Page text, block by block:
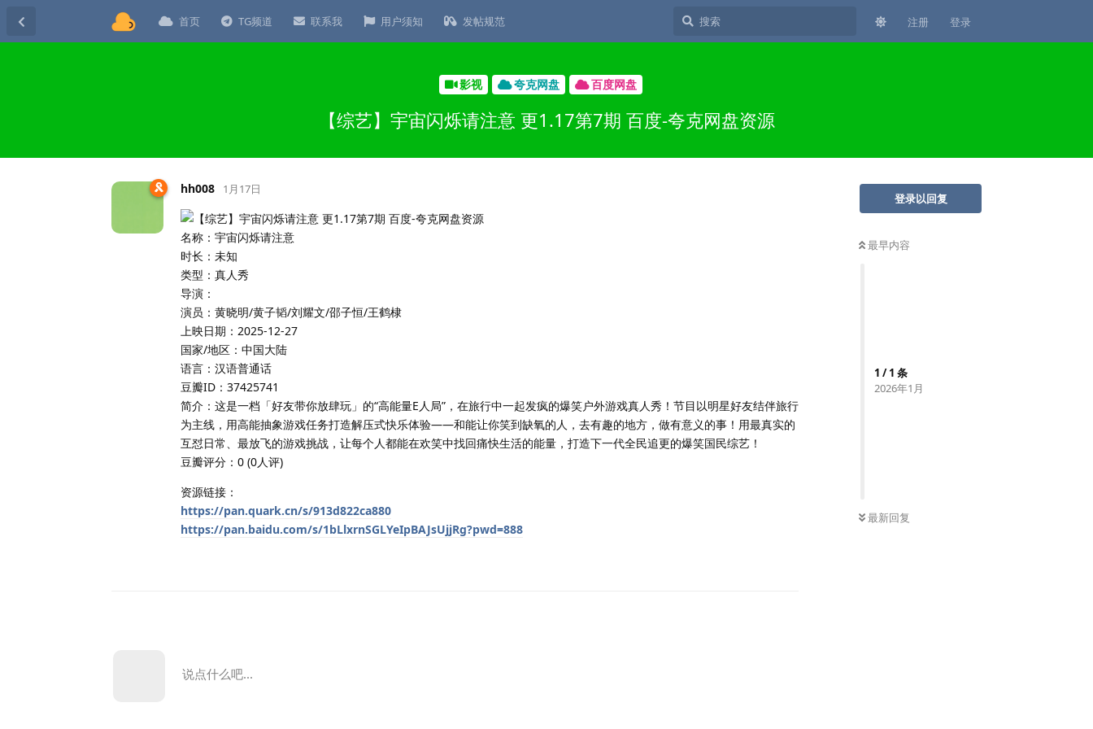
首页 TG频道 联系我 用户须知 发帖规范 注册 登录
影视 夸克网盘 百度网盘
【综艺】宇宙闪烁请注意 更1.17第7期 百度-夸克网盘资源
登录以回复
最早内容
1 /1 条
2026年1月
最新回复
hh008 1月17日
名称：宇宙闪烁请注意
时长：未知
类型：真人秀
导演：
演员：黄晓明/黄子韬/刘耀文/邵子恒/王鹤棣
上映日期：2025-12-27
国家/地区：中国大陆
语言：汉语普通话
豆瓣ID：37425741
简介：这是一档「好友带你放肆玩」的“高能量E人局”，在旅行中一起发疯的爆笑户外游戏真人秀！节目以明星好友结伴旅行
为主线，用高能抽象游戏任务打造解压式快乐体验——和能让你笑到缺氧的人，去有趣的地方，做有意义的事！用最真实的
互怼日常、最放飞的游戏挑战，让每个人都能在欢笑中找回痛快生活的能量，打造下一代全民追更的爆笑国民综艺！
豆瓣评分：0 (0人评)
资源链接：
https://pan.quark.cn/s/913d822ca880
https://pan.baidu.com/s/1bLlxrnSGLYeIpBAJsUjjRg?pwd=888
说点什么吧...